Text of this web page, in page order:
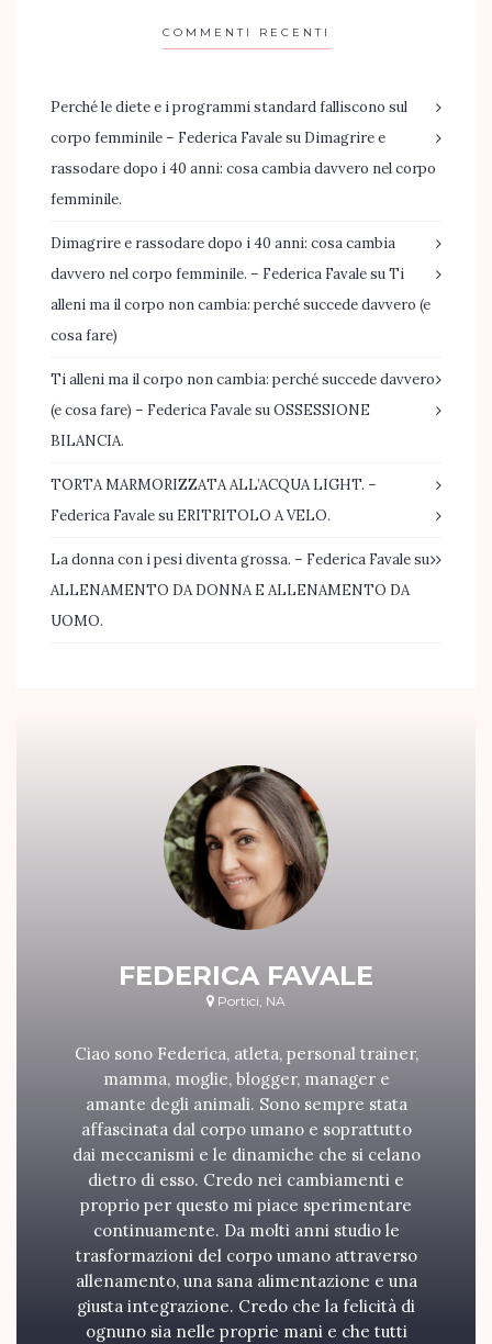
COMMENTI RECENTI
Perché le diete e i programmi standard falliscono sul
corpo femminile – Federica Favalesu Dimagrire e
rassodare dopo i 40 anni: cosa cambia davvero nel corpo
femminile.
Dimagrire e rassodare dopo i 40 anni: cosa cambia
davvero nel corpo femminile. – Federica FavalesuTi
alleni ma il corpo non cambia: perché succede davvero (e
cosa fare)
Ti alleni ma il corpo non cambia: perché succede davvero
(e cosa fare) – Federica FavalesuOSSESSIONE
BILANCIA.
TORTA MARMORIZZATA ALL’ACQUA LIGHT. –
Federica Favalesu ERITRITOLO A VELO.
La donna con i pesi diventa grossa. – Federica Favalesu
ALLENAMENTO DA DONNA E ALLENAMENTO DA
UOMO.
FEDERICA FAVALE
Portici, NA
Ciao sono Federica, atleta, personal trainer,
mamma, moglie, blogger, manager e
amante degli animali. Sono sempre stata
affascinata dal corpo umano e soprattutto
dai meccanismi e le dinamiche che si celano
dietro di esso. Credo nei cambiamenti e
proprio per questo mi piace sperimentare
continuamente. Da molti anni studio le
trasformazioni del corpo umano attraverso
allenamento, una sana alimentazione e una
giusta integrazione. Credo che la felicità di
ognuno sia nelle proprie mani e che tutti